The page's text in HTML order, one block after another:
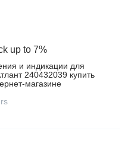
up to 7%
и индикации для
240432039 купить